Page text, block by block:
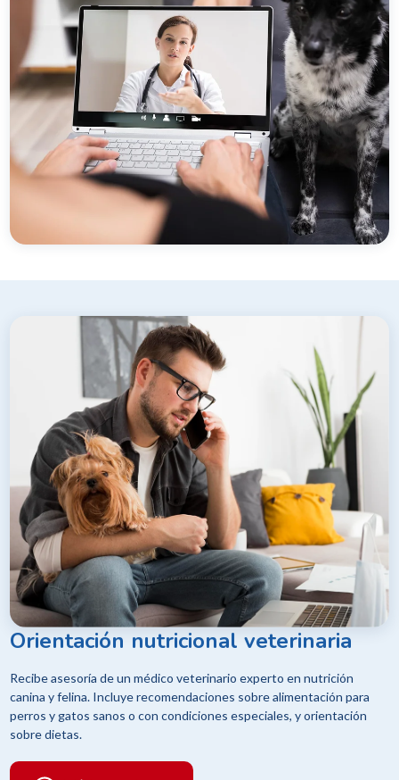
Orientación nutricional veterinaria
Recibe asesoría de un médico veterinario experto en nutrición
canina y felina. Incluye recomendaciones sobre alimentación para
perros y gatos sanos o con condiciones especiales, y orientación
sobre dietas.